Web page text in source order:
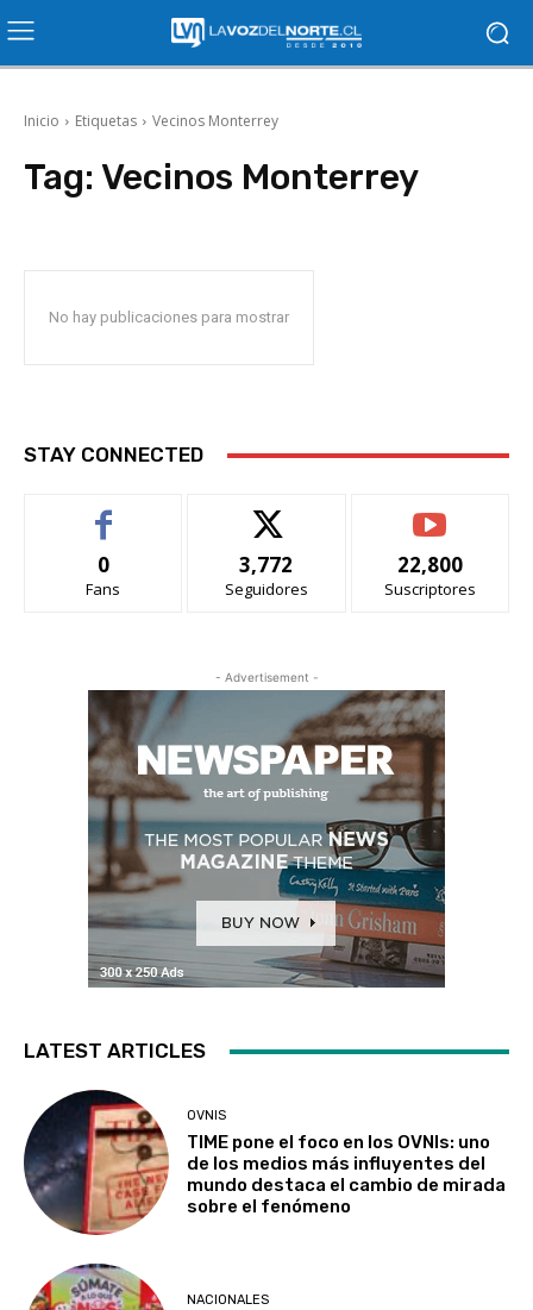
Inicio Etiquetas Vecinos Monterrey
Tag: Vecinos Monterrey
No hay publicaciones para mostrar
STAY CONNECTED
0
Fans
3,772
Seguidores
22,800
Suscriptores
- Advertisement -
LATEST ARTICLES
OVNIS
TIME pone el foco en los OVNIs: uno
de los medios más influyentes del
mundo destaca el cambio de mirada
sobre el fenómeno
NACIONALES